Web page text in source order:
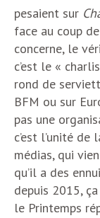
pesaient sur
face au coup
concerne, le
c’est le «
rond de
BFM ou sur
pas une
c’est l’unité
médias, qui
qu’il a des
depuis 2015, ça
le Printemps